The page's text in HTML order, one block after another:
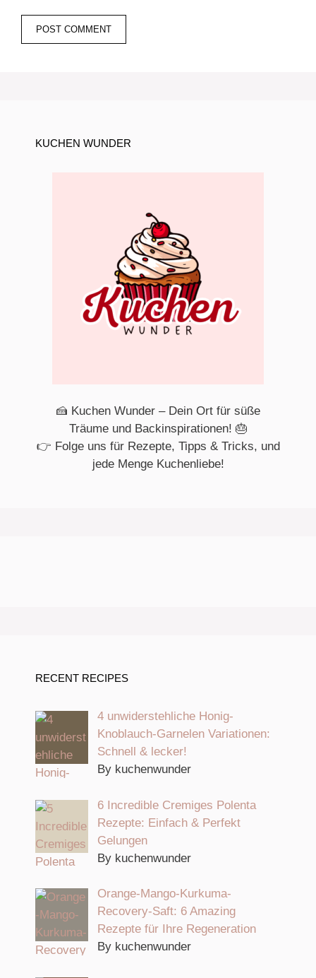
KUCHEN WUNDER
🍰 Kuchen Wunder – Dein Ort für süße
Träume und Backinspirationen! 🎂
👉 Folge uns für Rezepte, Tipps & Tricks, und
jede Menge Kuchenliebe!
RECENT RECIPES
4 unwiderstehliche Honig-
Knoblauch-Garnelen Variationen:
Schnell & lecker!
By kuchenwunder
6 Incredible Cremiges Polenta
Rezepte: Einfach & Perfekt
Gelungen
By kuchenwunder
Orange-Mango-Kurkuma-
Recovery-Saft: 6 Amazing
Rezepte für Ihre Regeneration
By kuchenwunder